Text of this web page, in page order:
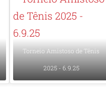
Torneio Amistoso de Tênis
2025 - 6.9.25